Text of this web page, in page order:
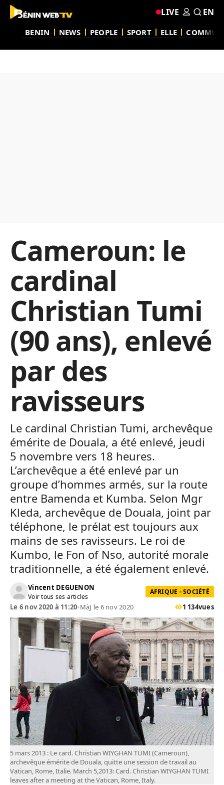
BENIN NEWS PEOPLE SPORT ELLE
LIVE EN
Cameroun: le
cardinal
Christian Tumi
(90 ans), enlevé
par des
ravisseurs
Le cardinal Christian Tumi, archevêque
émérite de Douala, a été enlevé, jeudi
5 novembre vers 18 heures.
L’archevêque a été enlevé par un
groupe d’hommes armés, sur la route
entre Bamenda et Kumba. Selon Mgr
Kleda, archevêque de Douala, joint par
téléphone, le prélat est toujours aux
mains de ses ravisseurs. Le roi de
Kumbo, le Fon of Nso, autorité morale
traditionnelle, a été également enlevé.
Vincent DEGUENON
Voir tous ses articles
AFRIQUE - SOCIÉTÉ
Le 6 nov 2020 à 11:20•MàJ le 6 nov 2020 1 134vues
5 mars 2013 : Le card. Christian WIYGHAN TUMI (Cameroun),
archevêque émérite de Douala, quitte une session de travail au
Vatican, Rome, Italie. March 5,2013: Card. Christian WIYGHAN TUMI
leaves after a meeting at the Vatican, Rome, Italy.